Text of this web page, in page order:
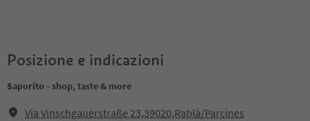
Posizione e indicazioni
Saporito - shop, taste & more
Via Vinschgauerstraße 23,39020,Rablà/Parcines